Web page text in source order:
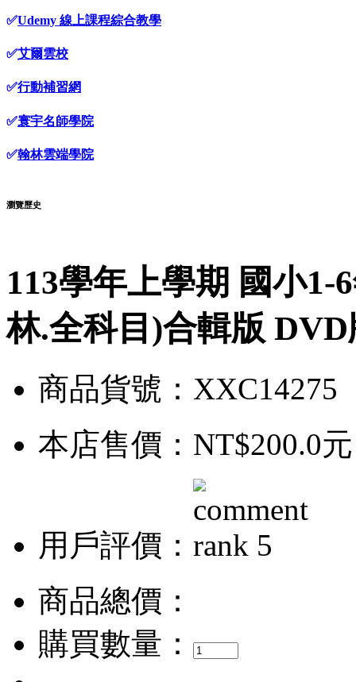
✅Udemy 線上課程綜合教學
✅艾爾雲校
✅行動補習網
✅寰宇名師學院
✅翰林雲端學院
瀏覽歷史
113學年上學期 國小1-
林.全科目)合輯版 DVD
商品貨號：XXC14275
本店售價： NT$200.0元
用戶評價：
商品總價：
購買數量：